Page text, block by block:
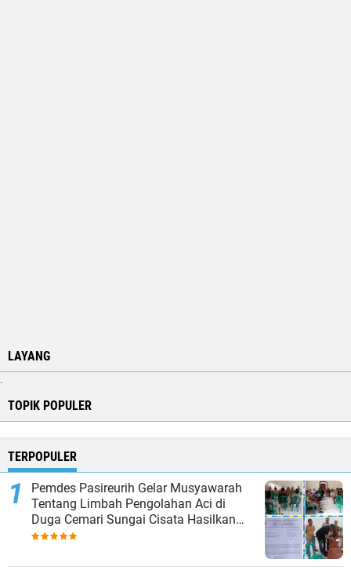
LAYANG
.
TOPIK POPULER
TERPOPULER
Pemdes Pasireurih Gelar Musyawarah
Tentang Limbah Pengolahan Aci di
Duga Cemari Sungai Cisata Hasilkan
Kesepakatan Tutup Sementara